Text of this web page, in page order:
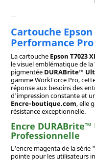
Cartouche
Performance
La cartouche Epson T7023
le visuel emblématique de la
pigmentée DURABrite™
gamme WorkForce Pro,
réponse aux besoins des
d'impression constante et
Encre-boutique.com, elle
résistance exceptionnelle.
Encre
Professionnelle
L'encre magenta de la
pointe pour les utilisateurs